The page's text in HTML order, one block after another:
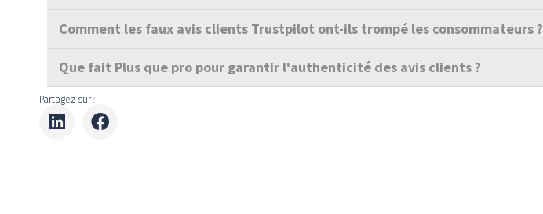
Comment les faux avis clients Trustpilot ont-ils trompé les consommateurs ?
Que fait Plus que pro pour garantir l'authenticité des avis clients ?
Partagez sur :